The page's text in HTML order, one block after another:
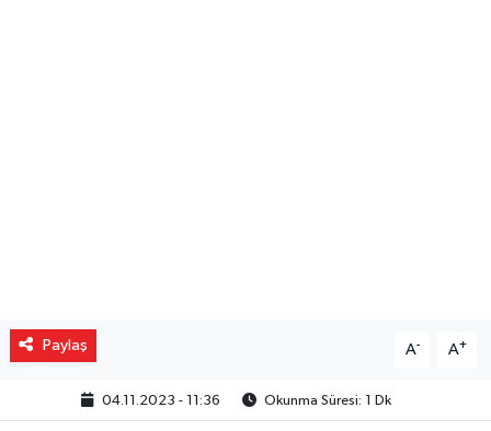
Paylaş A- A+
04.11.2023 - 11:36 Okunma Süresi: 1 Dk